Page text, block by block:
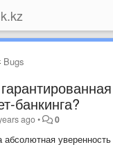
Bugs
банкинга?
ago• 0